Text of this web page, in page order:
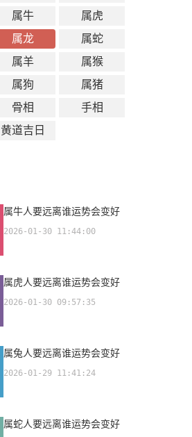
属牛
属虎
属龙
属蛇
属羊
属猴
属狗
属猪
骨相
手相
黄道吉日
属牛人要远离谁运势会变好
2026-01-30 11:44:00
属虎人要远离谁运势会变好
2026-01-30 09:57:35
属兔人要远离谁运势会变好
2026-01-29 11:41:24
属蛇人要远离谁运势会变好